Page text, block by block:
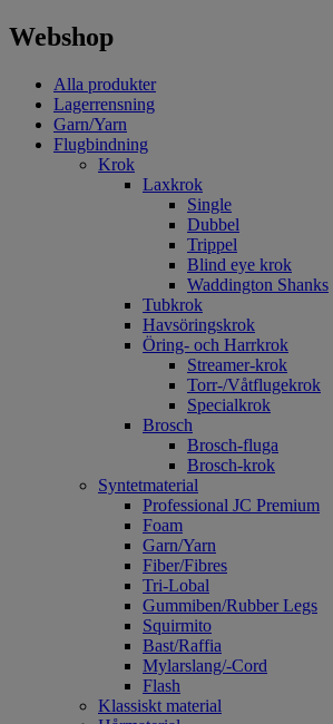
Webshop
Alla produkter
Lagerrensning
Garn/Yarn
Flugbindning
Krok
Laxkrok
Single
Dubbel
Trippel
Blind eye krok
Waddington Shanks
Tubkrok
Havsöringskrok
Öring- och Harrkrok
Streamer-krok
Torr-/Våtflugekrok
Specialkrok
Brosch
Brosch-fluga
Brosch-krok
Syntetmaterial
Professional JC Premium
Foam
Garn/Yarn
Fiber/Fibres
Tri-Lobal
Gummiben/Rubber Legs
Squirmito
Bast/Raffia
Mylarslang/-Cord
Flash
Klassiskt material